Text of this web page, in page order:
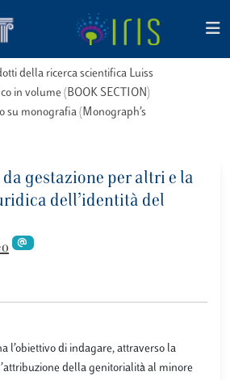
della ricerca scientifica Luiss
in volume (BOOK SECTION)
su monografia (Monograph’s
gestazione per altri e la
dell’identità del
l’obiettivo di indagare, attraverso la
della genitorialità al minore